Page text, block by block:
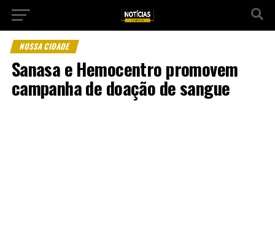
NOSSA CIDADE
Sanasa e Hemocentro promovem
campanha de doação de sangue